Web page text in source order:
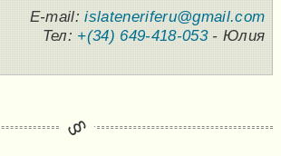
E-mail:islateneriferu@gmail.com
Тел: +(34) 649-418-053- Юлия